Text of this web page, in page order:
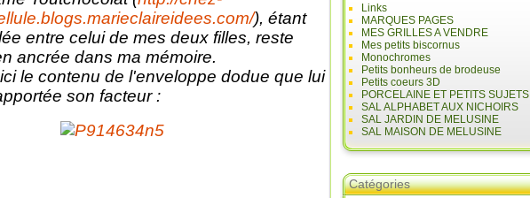
), étant
entre celui de mes deux filles, reste
ancrée dans ma mémoire.
le contenu de l'enveloppe dodue que lui
son facteur :
Links
MARQUES PAGES
MES GRILLES A VENDRE
Mes petits biscornus
Monochromes
Petits bonheurs de brodeuse
Petits coeurs 3D
PORCELAINE ET PETITS SUJETS
SAL ALPHABET AUX NICHOIRS
SAL JARDIN DE MELUSINE
SAL MAISON DE MELUSINE
Catégories